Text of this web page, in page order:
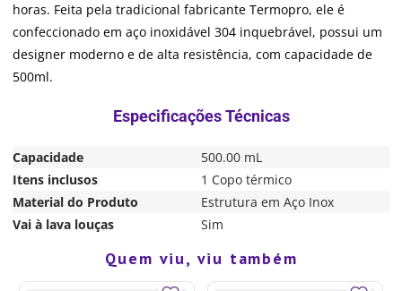
horas. Feita pela tradicional fabricante Termopro, ele é
confeccionado em aço inoxidável 304 inquebrável, possui um
designer moderno e de alta resistência, com capacidade de
500ml.
Capacidade
500.00 mL
Itens inclusos
1 Copo térmico
Material do Produto
Estrutura em Aço Inox
Vai à lava louças
Sim
Quem viu, viu também